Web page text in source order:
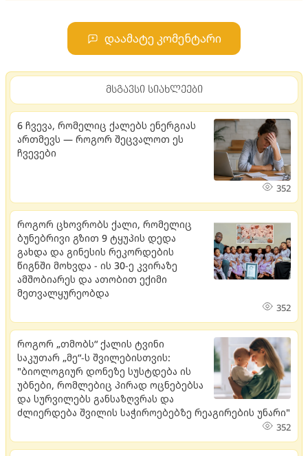
დაამატე კომენტარი
მსგავსი სიახლეები
6 ჩვევა, რომელიც ქალებს ენერგიას
ართმევს — როგორ შეცვალოთ ეს
ჩვევები
352
როგორ ცხოვრობს ქალი, რომელიც
ბუნებრივი გზით 9 ტყუპის დედა
გახდა და გინესის რეკორდების
წიგნში მოხვდა - ის 30-ე კვირაზე
ამშობიარეს და ათობით ექიმი
მეთვალყურეობდა
352
როგორ „თმობს“ ქალის ტვინი
საკუთარ „მე“-ს შვილებისთვის:
"ბიოლოგიურ დონეზე სუსტდება ის
უბნები, რომლებიც პირად ოცნებებსა
და სურვილებს განსაზღვრას და
ძლიერდება შვილის საჭიროებებზე რეაგირების უნარი"
352